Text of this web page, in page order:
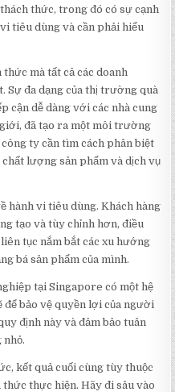
thức, trong đó có sự cạnh
tiêu dùng và cần phải hiểu
mà tất cả các doanh
Sự đa dạng của thị trường quà
cận dễ dàng với các nhà cung
đã tạo ra một môi trường
ty cần tìm cách phân biệt
lượng sản phẩm và dịch vụ
hành vi tiêu dùng. Khách hàng
tạo và tùy chỉnh hơn, điều
tục nắm bắt các xu hướng
bá sản phẩm của mình.
tại Singapore có một hệ
bảo vệ quyền lợi của người
định này và đảm bảo tuân
nhỏ.
kết quả cuối cùng tùy thuộc
thực hiện. Hãy đi sâu vào